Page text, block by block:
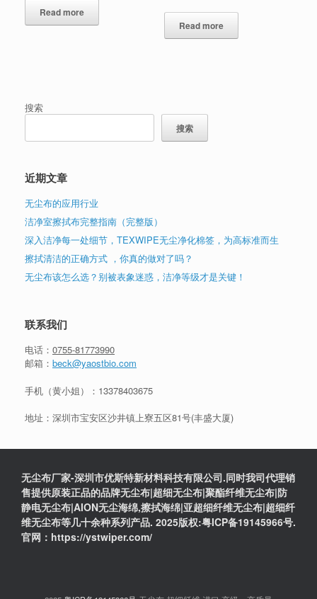
Read more
Read more
搜索
搜索
近期文章
无尘布的应用行业
洁净室擦拭布完整指南（完整版）
深入洁净每一处细节，TEXWIPE无尘净化棉签，为高标准而生
擦拭清洁的正确方式 ，你真的做对了吗？
无尘布该怎么选？别被表象迷惑，洁净等级才是关键！
联系我们
电话： 0755-81773990
邮箱： beck@yaostbio.com
手机（黄小姐）： 13378403675
地址：深圳市宝安区沙井镇上寮五区81号(丰盛大厦)
无尘布厂家-深圳市优斯特新材料科技有限公司.同时我司代理销
售提供原装正品的品牌无尘布|超细无尘布|聚酯纤维无尘布|防
静电无尘布|AION无尘海绵,擦拭海绵|亚超细纤维无尘布|超细纤
维无尘布等几十余种系列产品. 2025版权:粤ICP备19145966号.
官网：https://ystwiper.com/